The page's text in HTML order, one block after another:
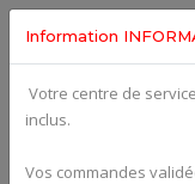
Information
Votre centre de
inclus.
Vos commandes